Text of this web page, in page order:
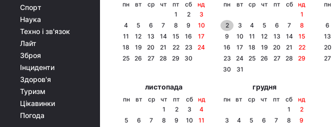
Спорт
Наука
Техно і зв'язок
Лайт
Зброя
Інциденти
Здоров'я
Туризм
Цікавинки
Погода
пн вт ср чт пт сб
нд
1
2
3
4
5 6 7 8 9
10
11
12 13 14 15 16
17
18
19 20 21 22 23
24
25
26 27 28 29 30
пн вт ср чт пт сб
нд
1
2
3 4 5 6 7
8
9
10 11 12 13 14
15
16
17 18 19 20 21
22
23
24 25 26 27 28
29
30
31
пн
6
13
20
27
листопада
пн вт ср чт пт сб
нд
1
2 3
4
5
6 7 8 9 10
11
грудня
пн вт ср чт пт сб
нд
1
2
3
4 5 6 7 8
9